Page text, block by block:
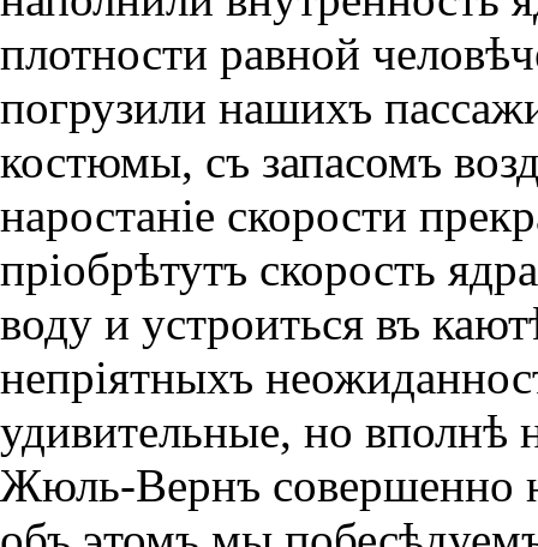
плотности равной
погрузили нашихъ
костюмы, съ запасомъ
наростанiе скорости
прiобрѣтутъ скорость
воду и устроиться въ
непрiятныхъ
удивительные, но
Жюль-Вернъ совершенно